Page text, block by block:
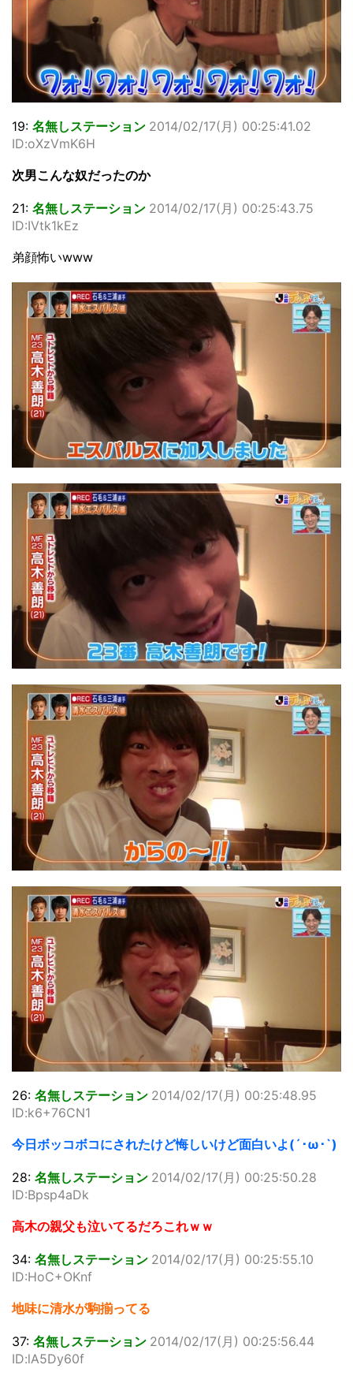
19: 名無しステーション 2014/02/17(月) 00:25:41.02
ID:oXzVmK6H
次男こんな奴だったのか
21: 名無しステーション 2014/02/17(月) 00:25:43.75
ID:IVtk1kEz
弟顔怖いwww
26: 名無しステーション 2014/02/17(月) 00:25:48.95
ID:k6+76CN1
今日ボッコボコにされたけど悔しいけど面白いよ(´･ω･`)
28: 名無しステーション 2014/02/17(月) 00:25:50.28
ID:Bpsp4aDk
高木の親父も泣いてるだろこれｗｗ
34: 名無しステーション 2014/02/17(月) 00:25:55.10
ID:HoC+OKnf
地味に清水が駒揃ってる
37: 名無しステーション 2014/02/17(月) 00:25:56.44
ID:lA5Dy60f